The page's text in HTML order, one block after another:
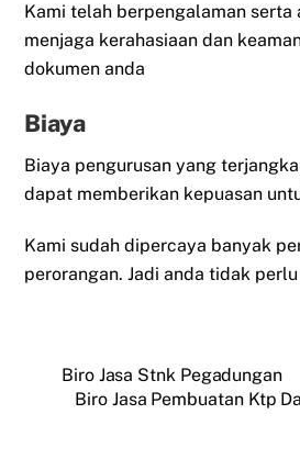
Kami telah berpengalaman serta
menjaga kerahasiaan dan
dokumen anda
Biaya
Biaya pengurusan yang
dapat memberikan kepuasan
Kami sudah dipercaya banyak
perorangan. Jadi anda tidak
Biro Jasa Stnk Pegadungan
Biro Jasa Pembuatan Ktp